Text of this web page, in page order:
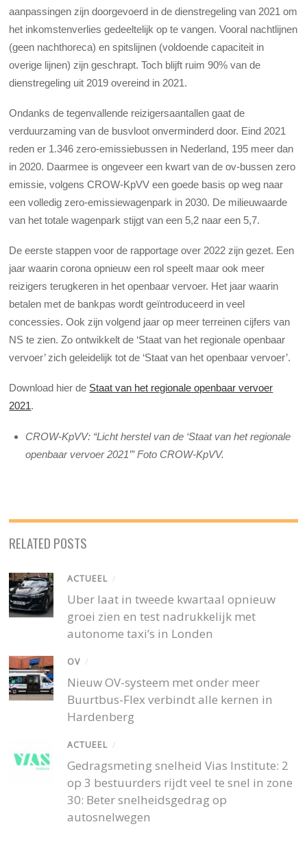
aanpassingen zijn doorgevoerd in de dienstregeling van 2021 om
het inkomstenverlies gedeeltelijk op te vangen. Vooral nachtlijnen
(geen nachthoreca) en spitslijnen (voldoende capaciteit in
overige lijnen) zijn geschrapt. Toch blijft ruim 90% van de
dienstregeling uit 2019 overeind in 2021.
Ondanks de tegenvallende reizigersaantallen gaat de
verduurzaming van de busvloot onverminderd door. Eind 2021
reden er 1.346 zero-emissiebussen in Nederland, 195 meer dan
in 2020. Daarmee is ongeveer een kwart van de ov-bussen zero
emissie, volgens CROW-KpVV een goede basis op weg naar
een volledig zero-emissiewagenpark in 2030. De milieuwaarde
van het totale wagenpark stijgt van een 5,2 naar een 5,7.
De eerste stappen voor de rapportage over 2022 zijn gezet. Een
jaar waarin corona opnieuw een rol speelt maar ook meer
reizigers terugkeren in het openbaar vervoer. Het jaar waarin
betalen met de bankpas wordt geïntroduceerd in veel
concessies. Ook zijn volgend jaar op meer terreinen cijfers van
NS te zien. Zo ontwikkelt de ‘Staat van het regionale openbaar
vervoer’ zich geleidelijk tot de ‘Staat van het openbaar vervoer’.
Download hier de Staat van het regionale openbaar vervoer
2021.
CROW-KpVV: “Licht herstel van de ‘Staat van het regionale
openbaar vervoer 2021’” Foto CROW-KpVV.
RELATED POSTS
ACTUEEL /
Uber laat in tweede kwartaal opnieuw
groei zien en test nadrukkelijk met
autonome taxi’s in Londen
OV /
Nieuw OV-systeem met onder meer
Buurtbus-Flex verbindt alle kernen in
Hardenberg
ACTUEEL /
Gedragsmeting snelheid Vias Institute: 2
op 3 bestuurders rijdt veel te snel in zone
30: Beter snelheidsgedrag op
autosnelwegen